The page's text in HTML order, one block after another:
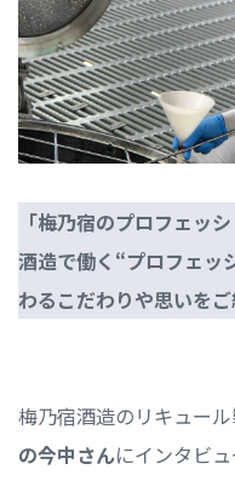
「梅乃宿のプロフェッ
酒造で働く“プロフェッ
わるこだわりや思いをご
梅乃宿酒造のリキュー
の今中さんにインタビュ